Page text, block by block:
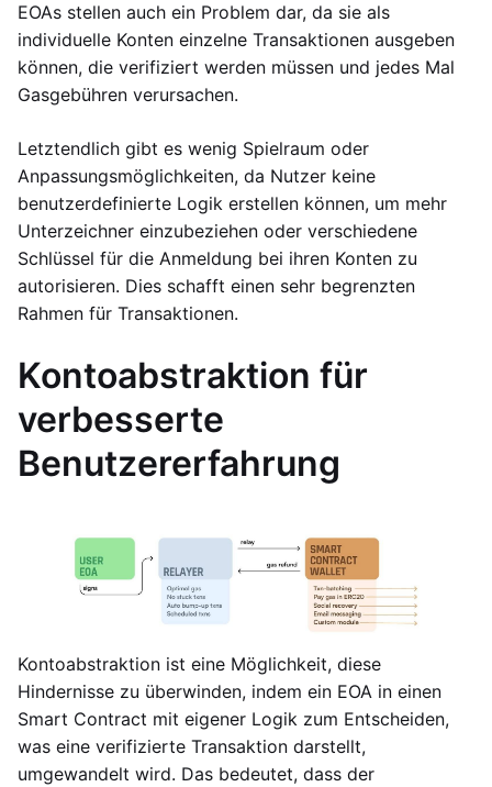
EOAs stellen auch ein Problem dar, da sie als
individuelle Konten einzelne Transaktionen ausgeben
können, die verifiziert werden müssen und jedes Mal
Gasgebühren verursachen.
Letztendlich gibt es wenig Spielraum oder
Anpassungsmöglichkeiten, da Nutzer keine
benutzerdefinierte Logik erstellen können, um mehr
Unterzeichner einzubeziehen oder verschiedene
Schlüssel für die Anmeldung bei ihren Konten zu
autorisieren. Dies schafft einen sehr begrenzten
Rahmen für Transaktionen.
Kontoabstraktion für
verbesserte
Benutzererfahrung
Kontoabstraktion ist eine Möglichkeit, diese
Hindernisse zu überwinden, indem ein EOA in einen
Smart Contract mit eigener Logik zum Entscheiden,
was eine verifizierte Transaktion darstellt,
umgewandelt wird. Das bedeutet, dass der